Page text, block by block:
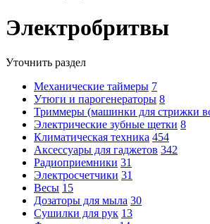
Электробритвы
Уточнить раздел
Механические таймеры 7
Утюги и парогенераторы 8
Триммеры (машинки для стрижки
Электрические зубные щетки 8
Климатическая техника 454
Аксессуары для гаджетов 342
Радиоприемники 31
Электросчетчики 31
Весы 15
Дозаторы для мыла 30
Сушилки для рук 13